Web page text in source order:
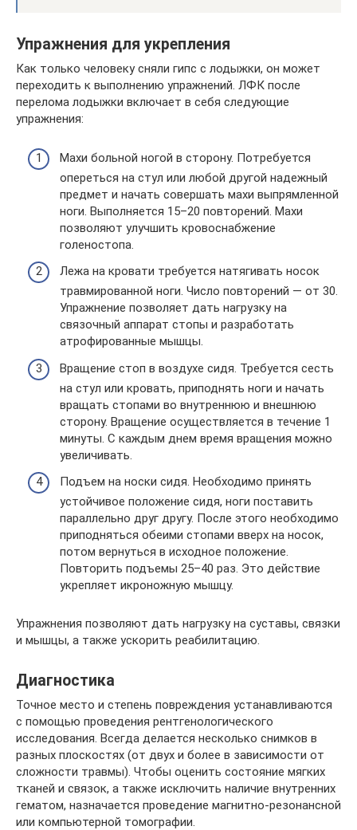
Упражнения для укрепления
Как только человеку сняли гипс с лодыжки, он может
переходить к выполнению упражнений. ЛФК после
перелома лодыжки включает в себя следующие
упражнения:
Махи больной ногой в сторону. Потребуется
опереться на стул или любой другой надежный
предмет и начать совершать махи выпрямленной
ноги. Выполняется 15–20 повторений. Махи
позволяют улучшить кровоснабжение
голеностопа.
Лежа на кровати требуется натягивать носок
травмированной ноги. Число повторений — от 30.
Упражнение позволяет дать нагрузку на
связочный аппарат стопы и разработать
атрофированные мышцы.
Вращение стоп в воздухе сидя. Требуется сесть
на стул или кровать, приподнять ноги и начать
вращать стопами во внутреннюю и внешнюю
сторону. Вращение осуществляется в течение 1
минуты. С каждым днем время вращения можно
увеличивать.
Подъем на носки сидя. Необходимо принять
устойчивое положение сидя, ноги поставить
параллельно друг другу. После этого необходимо
приподняться обеими стопами вверх на носок,
потом вернуться в исходное положение.
Повторить подъемы 25–40 раз. Это действие
укрепляет икроножную мышцу.
Упражнения позволяют дать нагрузку на суставы, связки
и мышцы, а также ускорить реабилитацию.
Диагностика
Точное место и степень повреждения устанавливаются
с помощью проведения рентгенологического
исследования. Всегда делается несколько снимков в
разных плоскостях (от двух и более в зависимости от
сложности травмы). Чтобы оценить состояние мягких
тканей и связок, а также исключить наличие внутренних
гематом, назначается проведение магнитно-резонансной
или компьютерной томографии.